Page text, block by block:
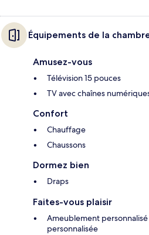
Équipements de la
Amusez-vous
Télévision 15 pouces
TV avec chaînes
Confort
Chauffage
Chaussons
Dormez bien
Draps
Faites-vous plaisir
Ameublement
personnalisée